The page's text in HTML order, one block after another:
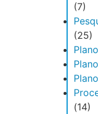
(7)
(25)
(14)